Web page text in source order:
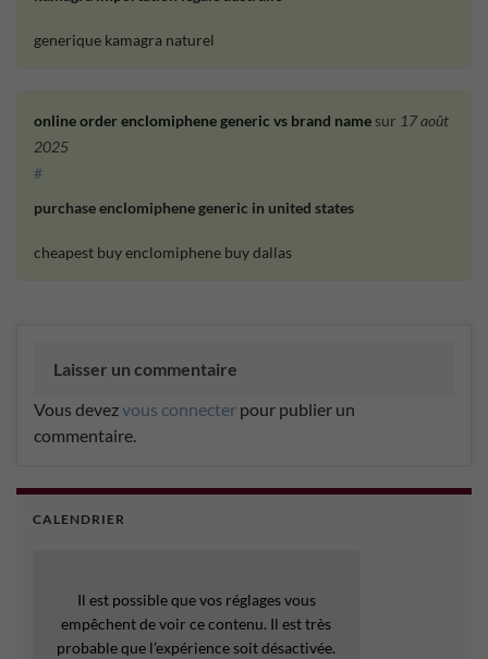
generique kamagra naturel
online order enclomiphene generic vs brand name sur 17 août
2025
#
purchase enclomiphene generic in united states
cheapest buy enclomiphene buy dallas
Laisser un commentaire
Vous devezvous connecter pour publier un
commentaire.
CALENDRIER
Il est possible que vos réglages vous
empêchent de voir ce contenu. Il est très
probable que l’expérience soit désactivée.